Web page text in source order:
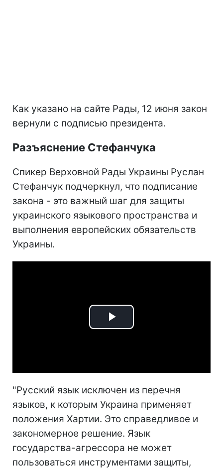
Как указано на сайте Рады, 12 июня закон
вернули с подписью президента.
Разъяснение Стефанчука
Спикер Верховной Рады Украины Руслан
Стефанчук подчеркнул, что подписание
закона - это важный шаг для защиты
украинского языкового пространства и
выполнения европейских обязательств
Украины.
Play
"Русский язык исключен из перечня
языков, к которым Украина применяет
положения Хартии. Это справедливое и
закономерное решение. Язык
государства-агрессора не может
пользоваться инструментами защиты,